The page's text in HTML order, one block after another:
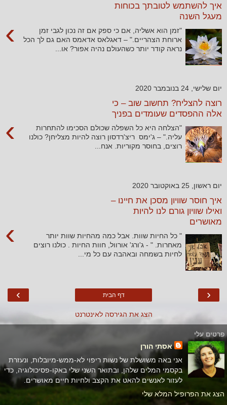
איך להשתמש לטובתך בכוחות
מעגל השנה
›
"זמן הוא אשליה, אם כי ספק אם זה נכון לגבי זמן
ארוחת הצהריים." – דאגלאס אדאמס האם גם לך הכל
נראה קודר יותר כשהעולם נהיה אפור? או...
יום שלישי, 24 בנובמבר 2020
רוצה להצליח? תחשוב שוב – כי
אלה ההפסדים שעומדים בפניך
›
"הצלחה היא כל השפלה שכולם הסכימו להתחרות
עליה." – ג'ימס ריצ'רדסון רוצה להיות מצליחן? כולנו
רוצים, בחוסר מקוריות. אנח...
יום ראשון, 25 באוקטובר 2020
איך חוסר שוויון מסכן את חיינו –
ואילו שוויון גורם לנו להיות
מאושרים
›
" כל החיות שוות. אבל כמה מהחיות שוות יותר
מאחרות. " - ג'ורג' אורוול, חוות החיות . כולנו רוצים
לחיות בשמחה ובאהבה עם כל מי...
‹
› דף הבית
הצג את הגירסה לאינטרנט
פרטים עלי
אסתי הורן
אני באה משושלת של נשות ריפוי לא-ממש-מיובלות, ונעזרת
בקסמי המלים שלהן, ובתואר השני שלי באקו-פסיכולוגיה, כדי
לעזור לאנשים להאט את הקצב ולחיות חיים מאושרים.
הצג את הפרופיל המלא שלי